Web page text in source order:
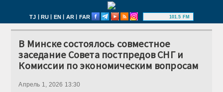
TJ | RU | EN | AR | FAR 101.5 FM
В Минске состоялось совместное
заседание Совета постпредов СНГ и
Комиссии по экономическим вопросам
Апрель 1, 2026 13:30